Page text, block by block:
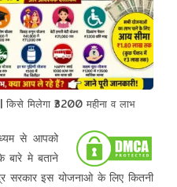
किसे मिलेगा ₹3200 महीना व लाभ
से आपको
बारे मे बताने
सरकार इस योजनाओ के लिए कितनी